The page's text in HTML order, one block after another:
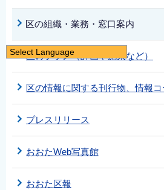
区の組織・業務・窓口案内
区のプラン（計画や施策など）
区の情報に関する刊行物、情報
プレスリリース
おおたWeb写真館
おおた区報
Select Language
English
简体中文
繁體中文
Filipino